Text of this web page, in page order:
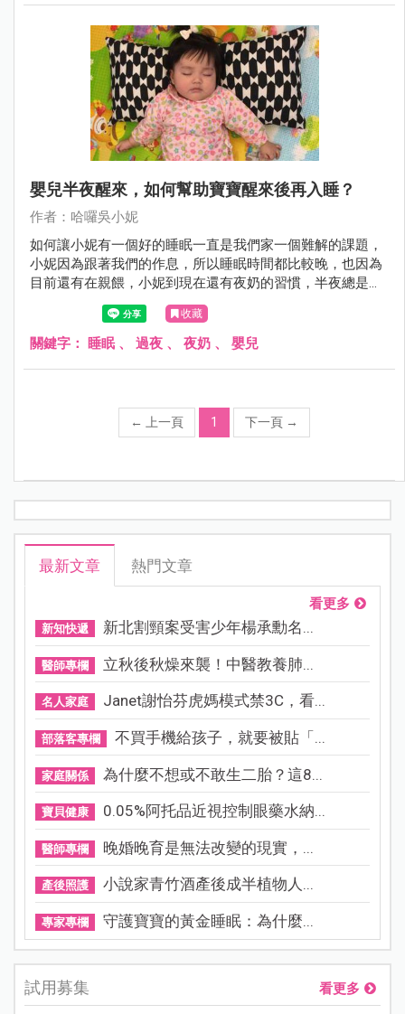
嬰兒半夜醒來，如何幫助寶寶醒來後再入睡？
作者：哈囉吳小妮
如何讓小妮有一個好的睡眠一直是我們家一個難解的課題，
小妮因為跟著我們的作息，所以睡眠時間都比較晚，也因為
目前還有在親餵，小妮到現在還有夜奶的習慣，半夜總是要
醒來3～5次，讓小妮媽每天都沒辦法好好的休息…..這裡有看
到幾個方法可以分享給大家，如果寶寶半夜醒來要怎麼讓他
在入睡呢？
收藏
關鍵字： 睡眠、 過夜 、 夜奶 、 嬰兒
← 上一頁 1 下一頁 →
最新文章 熱門文章
看更多
新知快遞 新北割頸案受害少年楊承勳名...
醫師專欄 立秋後秋燥來襲！中醫教養肺...
名人家庭 Janet謝怡芬虎媽模式禁3C，看...
部落客專欄 不買手機給孩子，就要被貼「...
家庭關係 為什麼不想或不敢生二胎？這8...
寶貝健康 0.05%阿托品近視控制眼藥水納...
醫師專欄 晚婚晚育是無法改變的現實，...
產後照護 小說家青竹酒產後成半植物人...
專家專欄 守護寶寶的黃金睡眠：為什麼...
試用募集 看更多